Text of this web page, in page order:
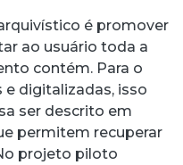
é promover
ao usuário toda a
contém. Para o
digitalizadas, isso
ser descrito em
permitem recuperar
projeto piloto